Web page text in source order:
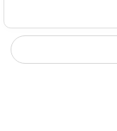
Tính năng kỹ
Kìm bấm